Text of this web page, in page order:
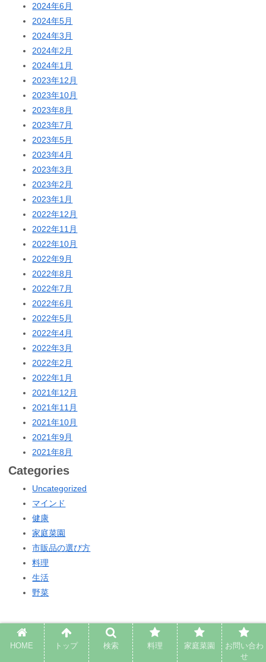
2024年6月
2024年5月
2024年3月
2024年2月
2024年1月
2023年12月
2023年10月
2023年8月
2023年7月
2023年5月
2023年4月
2023年3月
2023年2月
2023年1月
2022年12月
2022年11月
2022年10月
2022年9月
2022年8月
2022年7月
2022年6月
2022年5月
2022年4月
2022年3月
2022年2月
2022年1月
2021年12月
2021年11月
2021年10月
2021年9月
2021年8月
Categories
Uncategorized
マインド
健康
家庭菜園
市販品の選び方
料理
生活
野菜
PAGE TOP
HOME トップ 検索 料理 家庭菜園
お問い合わ
せ